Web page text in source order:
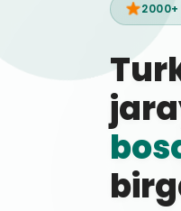
2000+